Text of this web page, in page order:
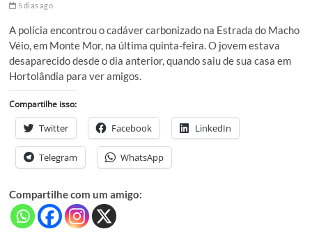
5 dias ago
A polícia encontrou o cadáver carbonizado na Estrada do Macho
Véio, em Monte Mor, na última quinta-feira. O jovem estava
desaparecido desde o dia anterior, quando saiu de sua casa em
Hortolândia para ver amigos.
Compartilhe isso:
Twitter Facebook LinkedIn
Telegram WhatsApp
Compartilhe com um amigo: